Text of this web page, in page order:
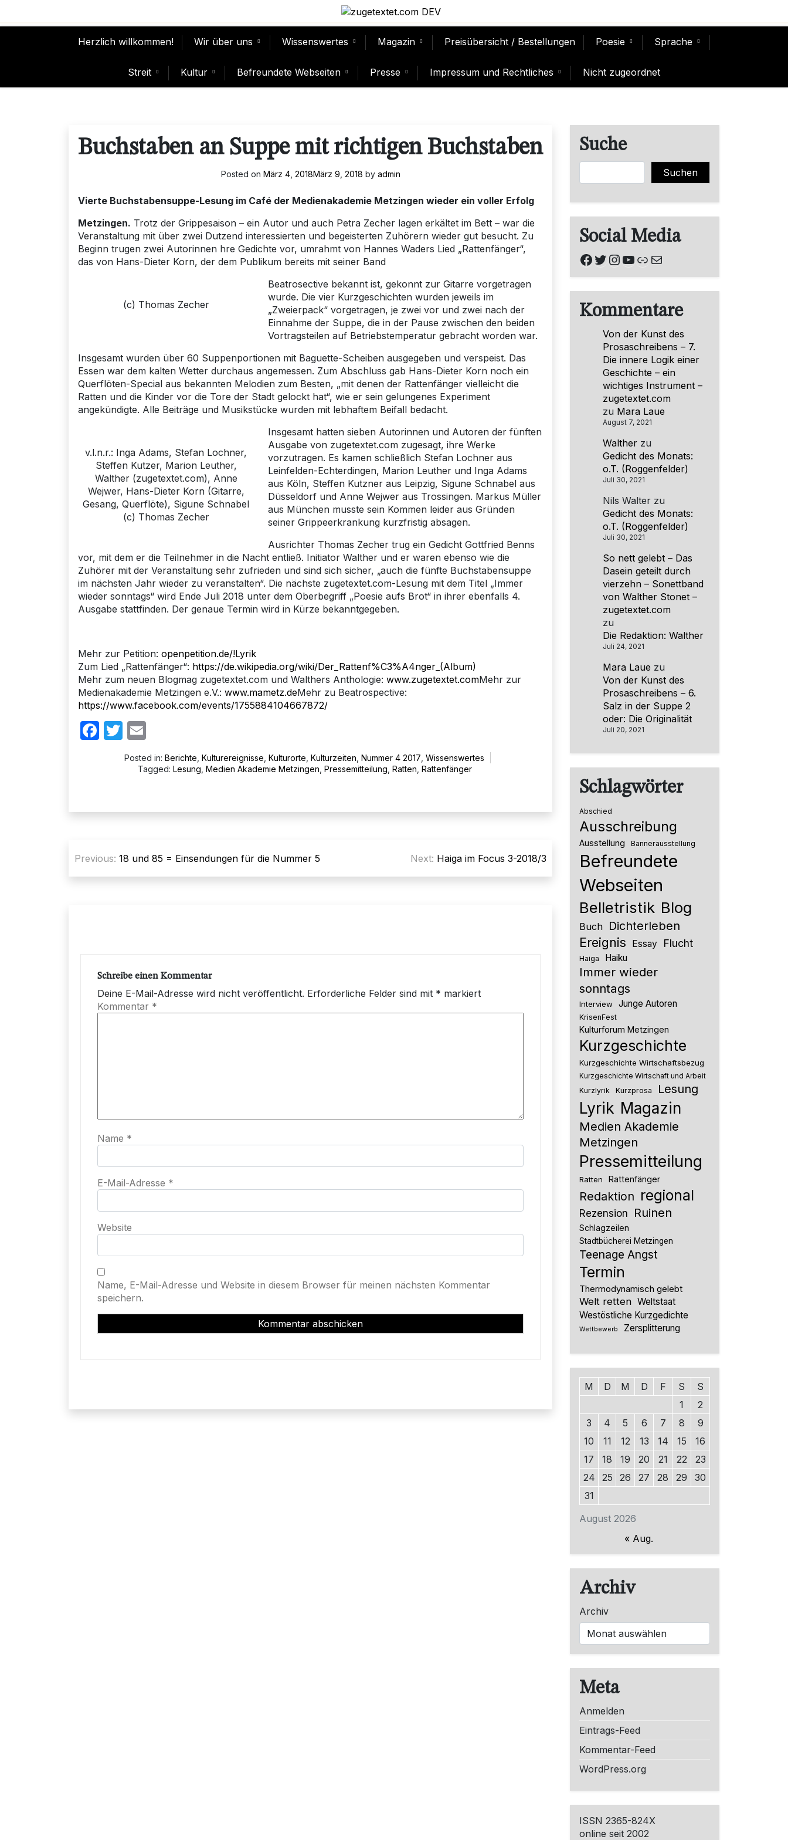
Herzlich willkommen! Wir über uns Wissenswertes Magazin Preisübersicht / Bestellungen Poesie Sprache
Streit Kultur Befreundete Webseiten Presse Impressum und Rechtliches Nicht zugeordnet
Buchstaben an Suppe mit richtigen Buchstaben
Posted on März 4, 2018März 9, 2018 by admin
Vierte Buchstabensuppe-Lesung im Café der Medienakademie Metzingen wieder ein voller Erfolg
Metzingen. Trotz der Grippesaison – ein Autor und auch Petra Zecher lagen erkältet im Bett – war die
Veranstaltung mit über zwei Dutzend interessierten und begeisterten Zuhörern wieder gut besucht. Zu
Beginn trugen zwei Autorinnen hre Gedichte vor, umrahmt von Hannes Waders Lied „Rattenfänger“,
das von Hans-Dieter Korn, der dem Publikum bereits mit seiner Band
(c) Thomas Zecher
Beatrosective bekannt ist, gekonnt zur Gitarre vorgetragen
wurde. Die vier Kurzgeschichten wurden jeweils im
„Zweierpack“ vorgetragen, je zwei vor und zwei nach der
Einnahme der Suppe, die in der Pause zwischen den beiden
Vortragsteilen auf Betriebstemperatur gebracht worden war.
Insgesamt wurden über 60 Suppenportionen mit Baguette-Scheiben ausgegeben und verspeist. Das
Essen war dem kalten Wetter durchaus angemessen. Zum Abschluss gab Hans-Dieter Korn noch ein
Querflöten-Special aus bekannten Melodien zum Besten, „mit denen der Rattenfänger vielleicht die
Ratten und die Kinder vor die Tore der Stadt gelockt hat“, wie er sein gelungenes Experiment
angekündigte. Alle Beiträge und Musikstücke wurden mit lebhaftem Beifall bedacht.
v.l.n.r.: Inga Adams, Stefan Lochner,
Steffen Kutzer, Marion Leuther,
Walther (zugetextet.com), Anne
Wejwer, Hans-Dieter Korn (Gitarre,
Gesang, Querflöte), Sigune Schnabel
(c) Thomas Zecher
Insgesamt hatten sieben Autorinnen und Autoren der fünften
Ausgabe von zugetextet.com zugesagt, ihre Werke
vorzutragen. Es kamen schließlich Stefan Lochner aus
Leinfelden-Echterdingen, Marion Leuther und Inga Adams
aus Köln, Steffen Kutzner aus Leipzig, Sigune Schnabel aus
Düsseldorf und Anne Wejwer aus Trossingen. Markus Müller
aus München musste sein Kommen leider aus Gründen
seiner Grippeerkrankung kurzfristig absagen.
Ausrichter Thomas Zecher trug ein Gedicht Gottfried Benns
vor, mit dem er die Teilnehmer in die Nacht entließ. Initiator Walther und er waren ebenso wie die
Zuhörer mit der Veranstaltung sehr zufrieden und sind sich sicher, „auch die fünfte Buchstabensuppe
im nächsten Jahr wieder zu veranstalten“. Die nächste zugetextet.com-Lesung mit dem Titel „Immer
wieder sonntags“ wird Ende Juli 2018 unter dem Oberbegriff „Poesie aufs Brot“ in ihrer ebenfalls 4.
Ausgabe stattfinden. Der genaue Termin wird in Kürze bekanntgegeben.
Mehr zur Petition: openpetition.de/!Lyrik
Zum Lied „Rattenfänger“: https://de.wikipedia.org/wiki/Der_Rattenf%C3%A4nger_(Album)
Mehr zum neuen Blogmag zugetextet.com und Walthers Anthologie: www.zugetextet.comMehr zur
Medienakademie Metzingen e.V.: www.mametz.deMehr zu Beatrospective:
https://www.facebook.com/events/1755884104667872/
Facebook
Twitter
Posted in: Berichte Kulturereignisse Kulturorte Kulturzeiten Nummer 4 2017 Wissenswertes
Tagged: Lesung Medien Akademie Metzingen Pressemitteilung Ratten Rattenfänger
Beitragsnavigation
Previous: 18 und 85 = Einsendungen für die Nummer 5 Next: Haiga im Focus 3-2018/3
Schreibe einen Kommentar
Deine E-Mail-Adresse wird nicht veröffentlicht. Erforderliche Felder sind mit * markiert
Kommentar *
Name *
E-Mail-Adresse *
Website
Name, E-Mail-Adresse und Website in diesem Browser für meinen nächsten Kommentar
speichern.
Suche
Suchen Suchen
Social Media
Facebook
Twitter
Instagram
YouTube
Link
E-Mail
Kommentare
Von der Kunst des
Prosaschreibens – 7.
Die innere Logik einer
Geschichte – ein
wichtiges Instrument –
zugetextet.com
zu Mara Laue
August 7, 2021
Walther zu
Gedicht des Monats:
o.T. (Roggenfelder)
Juli 30, 2021
Nils Walter zu
Gedicht des Monats:
o.T. (Roggenfelder)
Juli 30, 2021
So nett gelebt – Das
Dasein geteilt durch
vierzehn – Sonettband
von Walther Stonet –
zugetextet.com
zu
Die Redaktion: Walther
Juli 24, 2021
Mara Laue zu
Von der Kunst des
Prosaschreibens – 6.
Salz in der Suppe 2
oder: Die Originalität
Juli 20, 2021
Schlagwörter
Abschied
Ausschreibung
Ausstellung Bannerausstellung
Befreundete
Webseiten
Belletristik Blog
Buch Dichterleben
Ereignis Essay Flucht
Haiga Haiku
Immer wieder
sonntags
Interview Junge Autoren
KrisenFest
Kulturforum Metzingen
Kurzgeschichte
Kurzgeschichte Wirtschaftsbezug
Kurzgeschichte Wirtschaft und Arbeit
Kurzlyrik Kurzprosa Lesung
Lyrik Magazin
Medien Akademie
Metzingen
Pressemitteilung
Ratten Rattenfänger
Redaktion regional
Rezension Ruinen
Schlagzeilen
Stadtbücherei Metzingen
Teenage Angst
Termin
Thermodynamisch gelebt
Welt retten Weltstaat
Westöstliche Kurzgedichte
Wettbewerb Zersplitterung
August 2026
M D M D F S
S
1
2
3
4 5 6 7 8
9
10
11 12 13 14 15
16
17
18 19 20 21 22
23
24
25 26 27 28 29
30
31
« Aug.
Archiv
Archiv
Meta
Anmelden
Eintrags-Feed
Kommentar-Feed
WordPress.org
ISSN 2365-824X
online seit 2002